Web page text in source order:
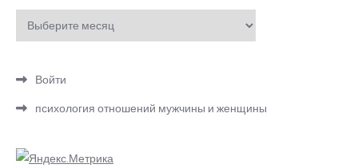
Архивы
Войти
психология отношений мужчины и женщины